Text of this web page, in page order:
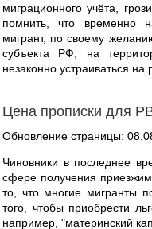
миграционного учёта,
помнить, что временно
мигрант, по своему
субъекта РФ, на
незаконно устраиваться на
Цена прописки для
Обновление страницы:
Чиновники в последнее
сфере получения
то, что многие мигранты
того, чтобы приобрести
например, "материнский